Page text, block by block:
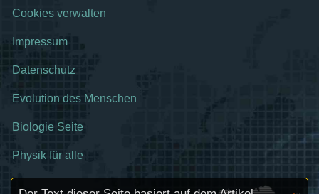
Cookies verwalten
Impressum
Datenschutz
Evolution des Menschen
Biologie Seite
Physik für alle